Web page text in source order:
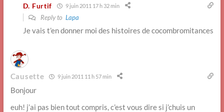
D. Furtif 9 juin 2011 17 h 32 min
Reply to Lapa
Je vais t’en donner moi des histoires de cocombromitances
Causette 9 juin 2011 11 h 57 min
Bonjour
euh! j’ai pas bien tout compris, c’est vous dire si j’chuis un